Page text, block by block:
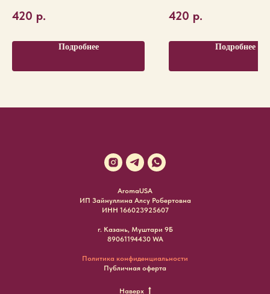
420 р.
Подробнее
420 р.
Подробнее
AromaUSA
ИП Зайнуллина Алсу Робертовна
ИНН 166023925607
г. Казань, Муштари 9Б
89061194430 WA
Политика конфиденциальности
Публичная оферта
Наверх